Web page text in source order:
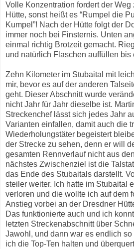
Volle Konzentration fordert der Weg
Hütte, sonst heißt es “Rumpel die
Kumpel”! Nach der Hütte folgt der
immer noch bei Finsternis. Unten
einmal richtig Brotzeit gemacht.
und natürlich Flaschen auffüllen bis
Zehn Kilometer im Stubaital mit
mir, bevor es auf der anderen
geht. Dieser Abschnitt wurde
nicht Jahr für Jahr dieselbe ist.
Streckenchef lässt sich jedes Jahr
Varianten einfallen, damit auch die
Wiederholungstäter begeistert
der Strecke zu sehen, denn er will
gesamten Rennverlauf nicht aus
nächstes Zwischenziel ist die
das Ende des Stubaitals darstellt.
steiler weiter. Ich hatte im Stubaital
verloren und die wollte ich auf dem
Anstieg vorbei an der Dresdner
Das funktionierte auch und ich
letzten Streckenabschnitt über
Jawohl, und dann war es endlich
ich die Top-Ten halten und